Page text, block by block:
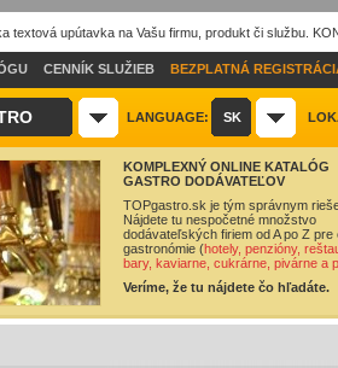
textová upútavka na Vašu firmu, produkt či službu.
CENNÍK SLUŽIEB BEZPLATNÁ
LANGUAGE: SK
KOMPLEXNÝ ONLINE KATALÓG
GASTRO DODÁVATEĽOV
TOPgastro.sk je tým správnym
Nájdete tu nespočetné množstvo
dodávateľských firiem od A po Z pre
gastronómie (hotely, penzióny,
bary, kaviarne, cukrárne, pivárne a
Veríme, že tu nájdete čo hľadáte.